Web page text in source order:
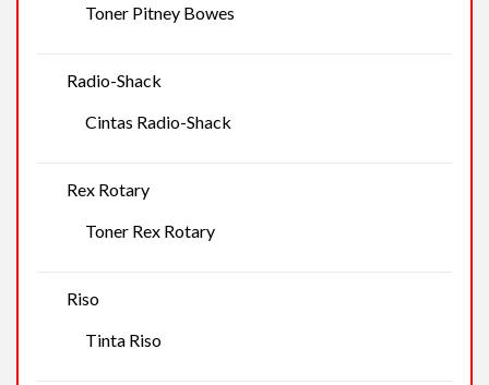
Toner Pitney Bowes
Radio-Shack
Cintas Radio-Shack
Rex Rotary
Toner Rex Rotary
Riso
Tinta Riso